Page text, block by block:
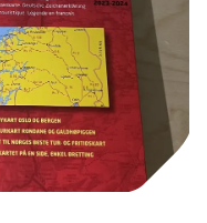
Norge nord får
på Hovden